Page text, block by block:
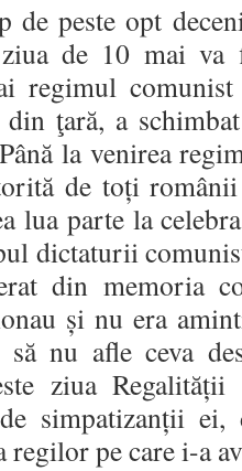
de peste opt
de 10 mai
regimul
ţară, a
la venirea
de toți
lua parte la
dictaturii
din memoria
și nu era
nu afle ceva
ziua Regalității
simpatizanții
regilor pe care i-a